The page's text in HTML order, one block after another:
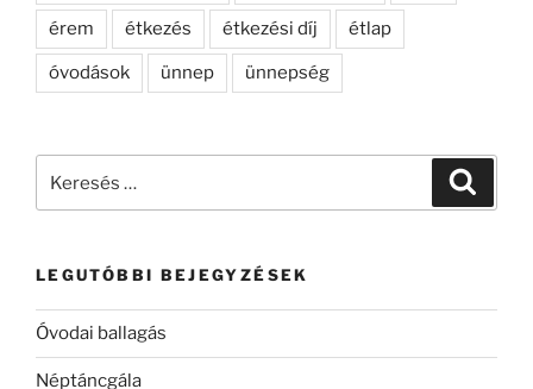
érem étkezés étkezési díj étlap
óvodások ünnep ünnepség
LEGUTÓBBI BEJEGYZÉSEK
Óvodai ballagás
Néptáncgála